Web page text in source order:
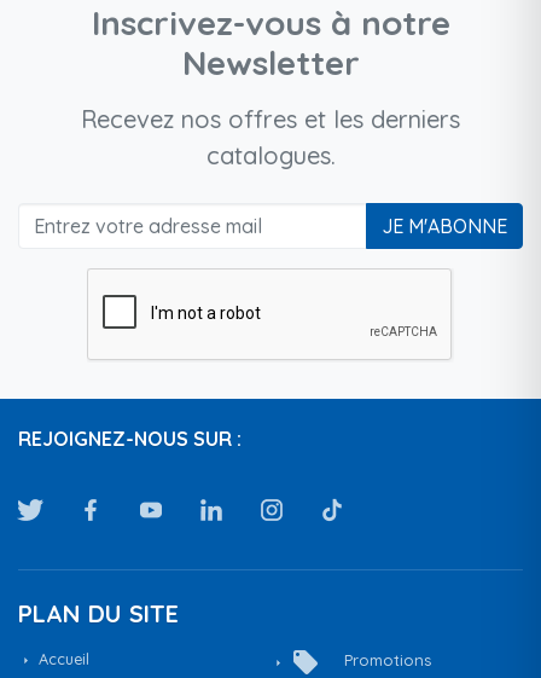
Inscrivez-vous à notre
Newsletter
Recevez nos offres et les derniers
catalogues.
JE M'ABONNE
REJOIGNEZ-NOUS SUR :
PLAN DU SITE
Accueil local_offer
Promotions